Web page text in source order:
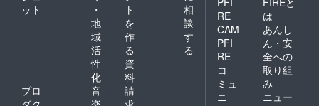
ありま
せん。
◯着用
時の注
意点
チュー
ル素材
のた
め、着
場合な
ど多少
変更の
可能性
もござ
いま
AMOが
所有し
ている
為、映
像を録
画した
り、他
で共有
するこ
ット
・
地
域
活
性
化
プロ
音
ト
を
作
る
相
談
す
る
資
料
請
RE
CAM
PFI
RE
コ
ミュ
ニ
は
あんし
ん・安
全への
取り組
み
ニュー